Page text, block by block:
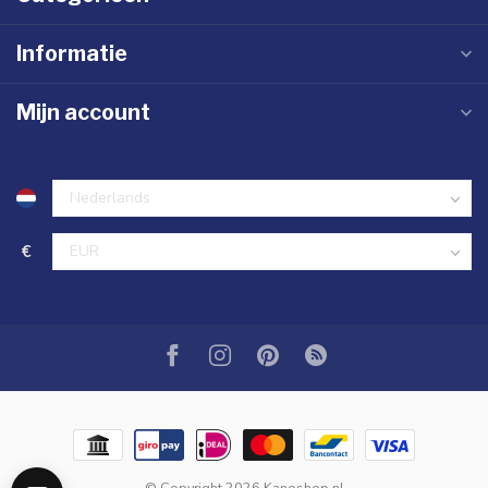
Informatie
Mijn account
€